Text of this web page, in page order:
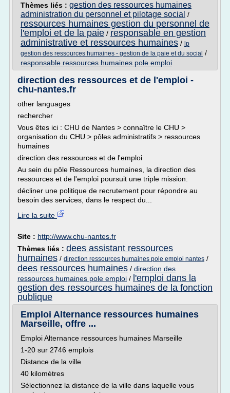
Thèmes liés : gestion des ressources humaines
administration du personnel et pilotage social /
ressources humaines gestion du personnel de
l'emploi et de la paie / responsable en gestion
administrative et ressources humaines / lp
gestion des ressources humaines - gestion de la paie et du social /
responsable ressources humaines pole emploi
direction des ressources et de l'emploi -
chu-nantes.fr
other languages
rechercher
Vous êtes ici : CHU de Nantes > connaître le CHU >
organisation du CHU > pôles administratifs > ressources
humaines
direction des ressources et de l'emploi
Au sein du pôle Ressources humaines, la direction des
ressources et de l'emploi poursuit une triple mission:
décliner une politique de recrutement pour répondre au
besoin des services, dans le respect du...
Lire la suite
Site : http://www.chu-nantes.fr
Thèmes liés : dees assistant ressources
humaines / direction ressources humaines pole emploi nantes /
dees ressources humaines / direction des
ressources humaines pole emploi / l'emploi dans la
gestion des ressources humaines de la fonction
publique
Emploi Alternance ressources humaines
Marseille, offre ...
Emploi Alternance ressources humaines Marseille
1-20 sur 2746 emplois
Distance de la ville
40 kilomètres
Sélectionnez la distance de la ville dans laquelle vous